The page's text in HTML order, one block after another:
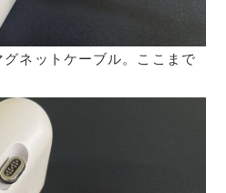
ネットケーブル。ここまで